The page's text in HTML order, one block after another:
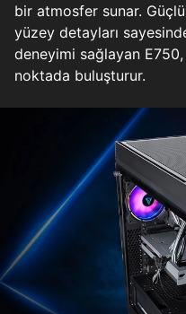
bir atmosfer sunar.
yüzey detayları
deneyimi sağlayan E750,
noktada buluşturur.